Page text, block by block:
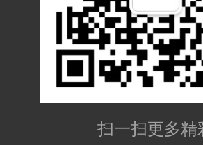
扫一扫更多精